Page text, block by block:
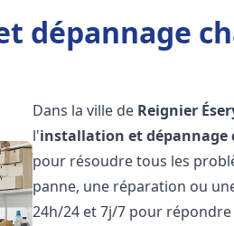
dépannage
Dans la ville de Reignier
l'installation et dépannage
pour résoudre tous les
panne, une réparation ou
24h/24 et 7j/7 pour répondre